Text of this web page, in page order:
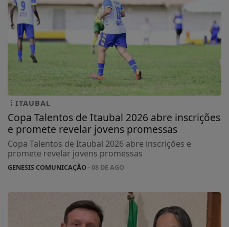
ITAUBAL
Copa Talentos de Itaubal 2026 abre inscrições
e promete revelar jovens promessas
Copa Talentos de Itaubal 2026 abre inscrições e
promete revelar jovens promessas
GENESIS COMUNICAÇÃO- 08 DE AGO